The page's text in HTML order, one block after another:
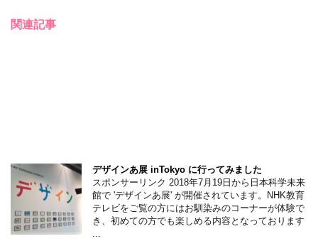
o
関連記事
デザインあ展 inTokyo に行ってみました
スポンサーリンク 2018年7月19日から日本科学未来
館で 'デザインあ展' が開催されています。NHK教育
テレビをご覧の方にはお馴染みのコーナーが体験で
き、初めての方でも楽しめる内容となっております
...